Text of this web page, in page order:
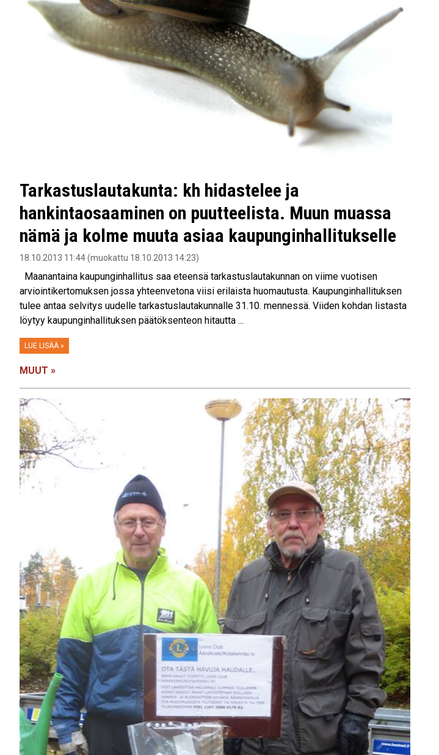
Tarkastuslautakunta: kh hidastelee ja
hankintaosaaminen on puutteelista. Muun muassa
nämä ja kolme muuta asiaa kaupunginhallitukselle
18.10.2013 11:44 (muokattu 18.10.2013 14:23)
Maanantaina kaupunginhallitus saa eteensä tarkastuslautakunnan on viime vuotisen
arviointikertomuksen jossa yhteenvetona viisi erilaista huomautusta. Kaupunginhallituksen
tulee antaa selvitys uudelle tarkastuslautakunnalle 31.10. mennessä. Viiden kohdan listasta
löytyy kaupunginhallituksen päätöksenteon hitautta ...
LUE LISÄÄ »
MUUT »